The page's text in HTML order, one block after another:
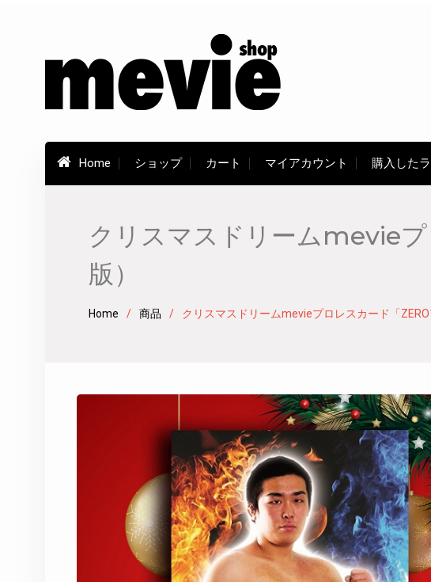
Home ショップ カート マイアカウント 購入した
クリスマスドリームmevie
版）
Home 商品 クリスマスドリームmevieプロレスカード「